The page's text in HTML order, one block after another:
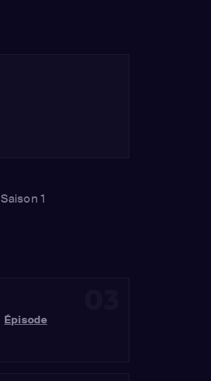
Saison 1
Épisode